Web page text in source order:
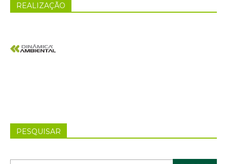
REALIZAÇÃO
PESQUISAR